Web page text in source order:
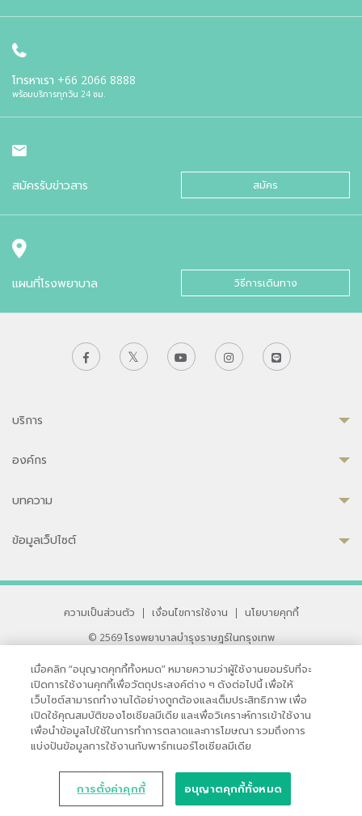
โทรหาเรา +66 2066 8888
พร้อมบริการทุกวัน 24 ชม.
สมัครรับข่าวสาร สมัคร
แผนที่โรงพยาบาล วิธีการเดินทาง
บริการ
องค์กร
บทความ
ข้อมูลเว็ปไซต์
ความเป็นส่วนตัว | เงื่อนไขการใช้งาน |
นโยบายคุกกี้
© 2569 โรงพยาบาลบำรุงราษฎร์ในกรุงเทพ
33 สุขุมวิท ซอย 3 เขตวัฒนา กรุงเทพ 10110 ประเทศไทย
หากท่านมีข้อคิดเห็นหรือปัญหาในการใช้เว็บไซต์ของเรา
เมื่อคลิก “อนุญาตคุกกี้ทั้งหมด” หมายความว่าผู้ใช้งานยอมรับที่จะ
เปิดการใช้งานคุกกี้เพื่อวัตถุประสงค์ต่าง ๆ ดังต่อไปนี้ เพื่อให้
เว็บไซต์สามารถทำงานได้อย่างถูกต้องและเต็มประสิทธิภาพ เพื่อ
เปิดใช้คุณสมบัติของโซเชียลมีเดีย และเพื่อวิเคราะห์การเข้าใช้งาน
เพื่อนำข้อมูลไปใช้ในการทำการตลาดและการโฆษณา รวมถึงการ
แบ่งปันข้อมูลการใช้งานกับพาร์ทเนอร์โซเชียลมีเดีย
การตั้งค่าคุกกี้ อนุญาตคุกกี้ทั้งหมด